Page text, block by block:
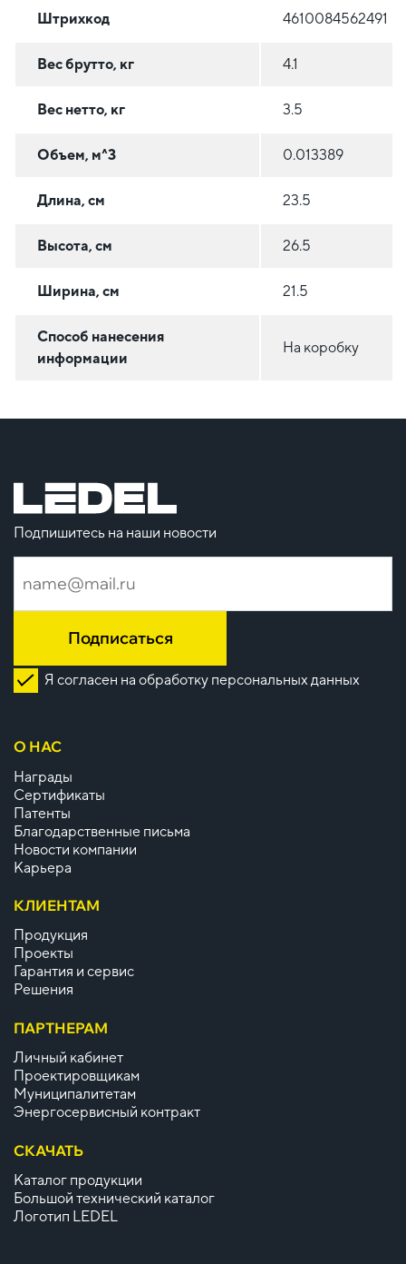
Штрихкод 4610084562491
Вес брутто, кг 4.1
Вес нетто, кг 3.5
Объем, м^3 0.013389
Длина, см 23.5
Высота, см 26.5
Ширина, см 21.5
Способ нанесения
информации
На коробку
Подпишитесь на наши новости
Подписаться
Я согласен на обработку персональных данных
О НАС
Награды
Сертификаты
Патенты
Благодарственные письма
Новости компании
Карьера
КЛИЕНТАМ
Продукция
Проекты
Гарантия и сервис
Решения
ПАРТНЕРАМ
Личный кабинет
Проектировщикам
Муниципалитетам
Энергосервисный контракт
СКАЧАТЬ
Каталог продукции
Большой технический каталог
Логотип LEDEL